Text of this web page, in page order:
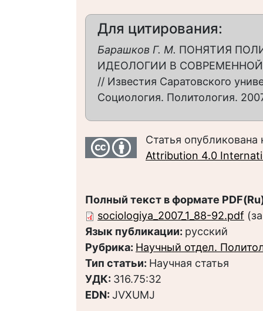
Для цитирования:
Барашков Г. М. ПОНЯТИЯ
ИДЕОЛОГИИ В
// Известия Саратовского
Социология. Политология.
Статья
Attribution 4.0
Полный текст в формате
sociologiya_2007_1_88-92.pdf
Язык публикации: русский
Рубрика: Научный отдел.
Тип статьи: Научная статья
УДК: 316.75:32
EDN: JVXUMJ